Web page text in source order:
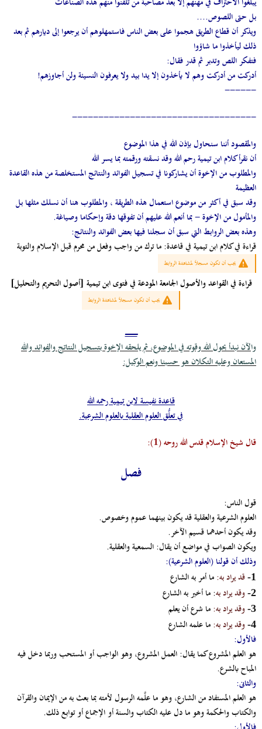
بل حتى اللصوص....
ويذكر أن قطاع الطريق هجموا على بعض الناس فاستمهلوهم أن يرجعوا إلى ديارهم ثم بعد
ذلك ليأخذوا ما شاؤوا
فتفكر اللص وتدبر ثم قدر فقال:
أدركت من أدركت وهم لا يأخذون إلا يدا بيد ولا يعرفون النسيئة ولن أجاوزهم!
------
-----------------------------------
والمقصود أننا سنحاول بإذن الله في هذا الموضوع
أن نقرأ كلام ابن تيمية رحم الله وقد نسقته ورقمته بما يسر الله
والمطلوب من الإخوة أن يشاركونا في تسجيل الفوائد والنتائج المستخلصة من هذه القاعدة
العظيمة
وقد سبق في أكثر من موضوع استعمال هذه الطريقة ، والمطلوب هنا أن نسلك مثلها بل
والمأمول من الإخوة - بما أنعم الله عليهم أن تفوقها دقة وإحكاما وصياغة.
وهذه بعض الروابط التي سبق أن سجلنا فيها بعض الفوائد والنتائج:
قراءة في كلام ابن تيمية في قاعدة: ما ترك من واجب وفعل من محرم قبل الإسلام والتوبة
يجب أن تكون مسجلاً لمشاهدة الروابط
قراءة في القواعد والأصول الجامعة المودعة في فتوى ابن تيمية [أصول التحريم والتحليل]
يجب أن تكون مسجلاً لمشاهدة الروابط
ـــــــــــــــــــــ
والآن نبدأ بحول الله وقوته في الموضوع، ثم يلحقه الإخوة بتسجيل النتاتج والفوائد والله
المستعان وعليه التكلان هو حسبنا ونعم الوكيل:
قاعدة نفيسة لابن تيمية رحمه الله
في تعلُّق العلوم العقلية بالعلوم الشرعية.
قال شيخ الإسلام قدس الله روحه (1):
فصل
قول الناس:
العلوم الشرعية والعقلية قد يكون بينهما عموم وخصوص.
وقد يكون أحدهما قسيم الآخر.
ويكون الصواب في مواضع أن يقال: السمعية والعقلية.
وذلك أن قولنا (العلوم الشرعية):
1- قد يراد به:ما أمر به الشارع
2- وقد يراد به: ما أخبر به الشارع
3- وقد يراد به:ما شرع أن يعلم
4- وقد يراد به:ما علمه الشارع
فالأول:
هو العلم المشروع كما يقال: العمل المشروع، وهو الواجب أو المستحب وربما دخل فيه
المباح بالشرع.
والثانى:
هو العلم المستفاد من الشارع، وهو ما علَّمه الرسول لأمته بما بعث به من الإيمان والقرآن
والكتاب والحكمة وهو ما دل عليه الكتاب والسنة أو الإجماع أو توابع ذلك.